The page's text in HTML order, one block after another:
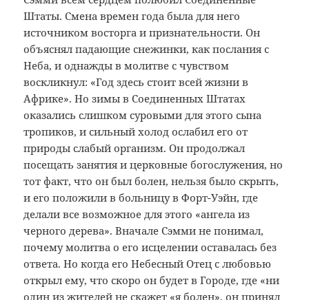
Штаты. Смена времен года была для него
источником восторга и признательности. Он
объяснял падающие снежинки, как послания с
Неба, и однажды в молитве с чувством
воскликнул: «Год здесь стоит всей жизни в
Африке». Но зимы в Соединенных Штатах
оказались слишком суровыми для этого сына
тропиков, и сильный холод ослабил его от
природы слабый организм. Он продолжал
посещать занятия и церковные богослужения, но
тот факт, что он был болен, нельзя было скрыть,
и его положили в больницу в Форт-Уэйн, где
делали все возможное для этого «ангела из
черного дерева». Вначале Сэмми не понимал,
почему молитва о его исцелении оставалась без
ответа. Но когда его Небесный Отец с любовью
открыл ему, что скоро он будет в Городе, где «ни
один из жителей не скажет «я болен», он принял